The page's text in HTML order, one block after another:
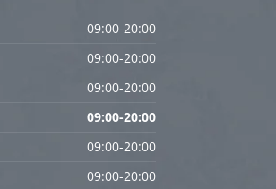
09:00-20:00
09:00-20:00
09:00-20:00
09:00-20:00
09:00-20:00
09:00-20:00